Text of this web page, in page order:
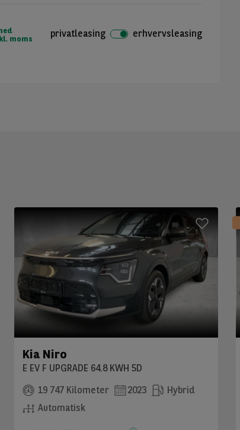
moms
privatleasing erhvervsleasing
Kia Niro
E EV F UPGRADE 64.8 KWH 5D
19 747 Kilometer
2023
Hybrid
Automatisk